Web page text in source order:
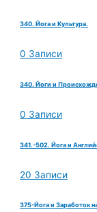
340. Йога и Культура.
0 Записи
340. Йоги и
0 Записи
341.-502. Йога и
20 Записи
375-Йога и Заработок